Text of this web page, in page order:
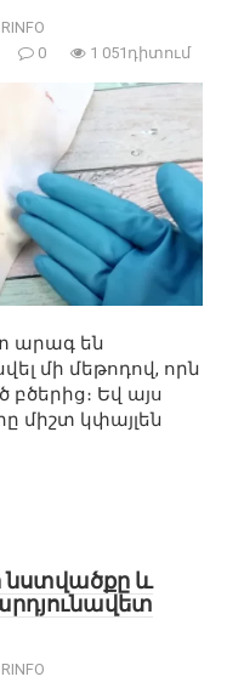
0
1 051դիտում
արագ են
մի մեթոդով, որն
Եվ այս
միշտ կփայլեն
նստվածքը և